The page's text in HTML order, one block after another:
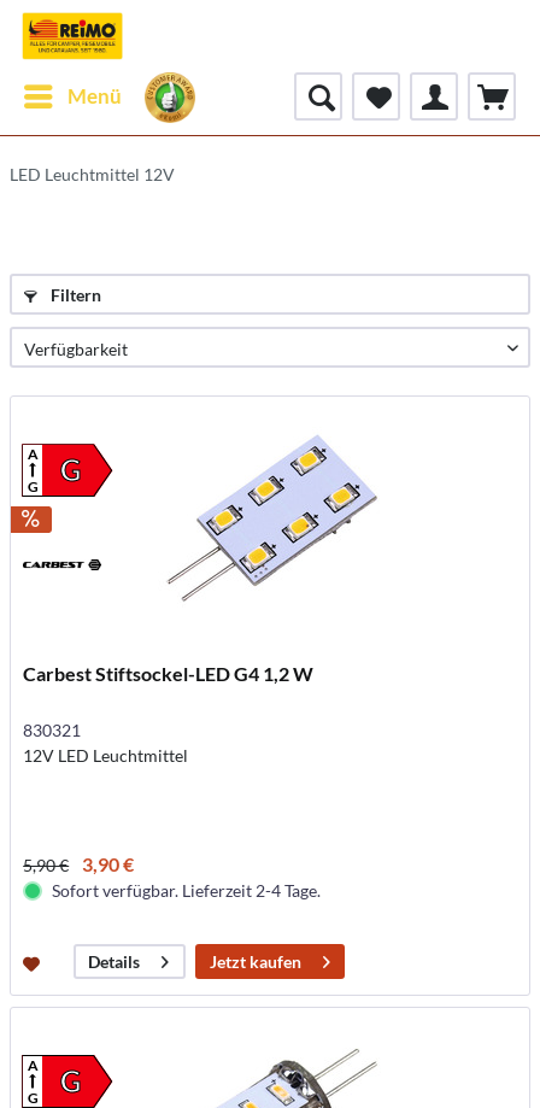
Menü
LED Leuchtmittel 12V
Filtern
G
A
G
Carbest Stiftsockel-LED G4 1,2 W
830321
12V LED Leuchtmittel
5,90 € 3,90 €
Sofort verfügbar. Lieferzeit 2-4 Tage.
Details Jetzt kaufen
G
A
G